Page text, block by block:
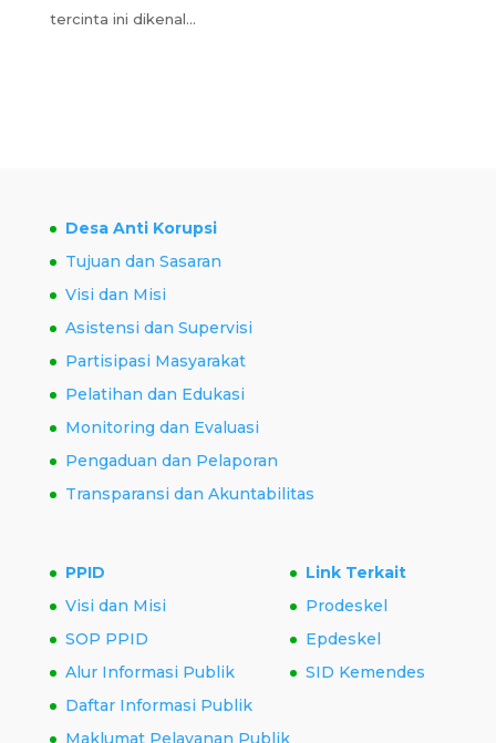
tercinta ini dikenal...
Desa Anti Korupsi
Tujuan dan Sasaran
Visi dan Misi
Asistensi dan Supervisi
Partisipasi Masyarakat
Pelatihan dan Edukasi
Monitoring dan Evaluasi
Pengaduan dan Pelaporan
Transparansi dan Akuntabilitas
PPID
Visi dan Misi
SOP PPID
Alur Informasi Publik
Daftar Informasi Publik
Maklumat Pelayanan Publik
Link Terkait
Prodeskel
Epdeskel
SID Kemendes